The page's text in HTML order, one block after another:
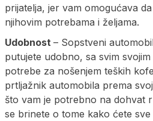
prijatelja, jer vam omogućava
njihovim potrebama i željama.
Udobnost – Sopstveni
putujete udobno, sa svim
potrebe za nošenjem teških
prtljažnik automobila prema
što vam je potrebno na dohvat
se brinete o tome kako ćete sve